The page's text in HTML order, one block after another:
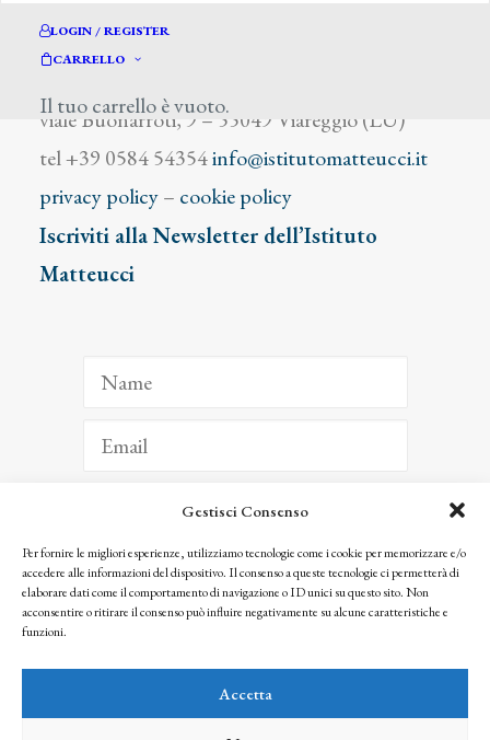
Gestisci Consenso
Per fornire le migliori esperienze, utilizziamo tecnologie come i cookie per memorizzare e/o
accedere alle informazioni del dispositivo. Il consenso a queste tecnologie ci permetterà di
elaborare dati come il comportamento di navigazione o ID unici su questo sito. Non
acconsentire o ritirare il consenso può influire negativamente su alcune caratteristiche e
funzioni.
Accetta
LOGIN / REGISTER
CARRELLO
Il tuo carrello è vuoto.
viale Buonarroti, 9 – 55049 Viareggio (LU)
tel +39 0584 54354info@istitutomatteucci.it
privacy policy– cookie policy
Iscriviti alla Newsletter dell’Istituto
Matteucci
ISCRIVITI
Facendo clic per iscriverti, riconosci che le tue informazioni saranno trattate
seguendo la nostra Privacy Policy
© 2025 Istituto Matteucci. All right reserved
l’autorizzazione scritta dei proprietari dei diritti e dell’Istituto Matteucci